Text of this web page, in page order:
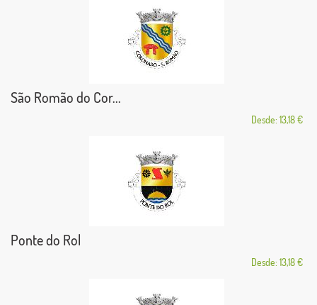
São Romão do Cor...
Desde: 13,18 €
Ponte do Rol
Desde: 13,18 €